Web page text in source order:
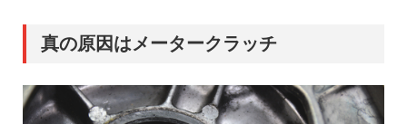
真の原因はメータークラッチ